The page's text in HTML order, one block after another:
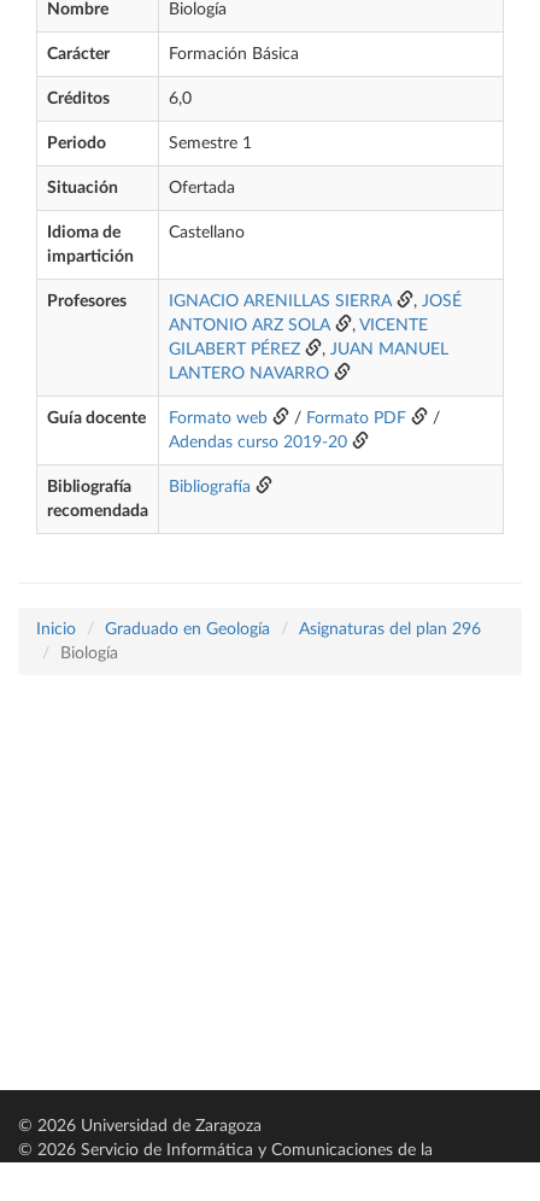
Nombre Biología
Carácter Formación Básica
Créditos 6,0
Periodo Semestre 1
Situación Ofertada
Idioma de
impartición
Castellano
Profesores IGNACIO ARENILLAS SIERRA , JOSÉ
ANTONIO ARZ SOLA
, VICENTE
GILABERT PÉREZ
, JUAN MANUEL
LANTERO NAVARRO
Guía docente Formato web / Formato PDF
/
Adendas curso 2019-20
Bibliografía
recomendada
Bibliografía
Inicio Graduado en Geología
Asignaturas del plan 296
Biología
© 2026 Universidad de Zaragoza
© 2026 Servicio de Informática y Comunicaciones de la